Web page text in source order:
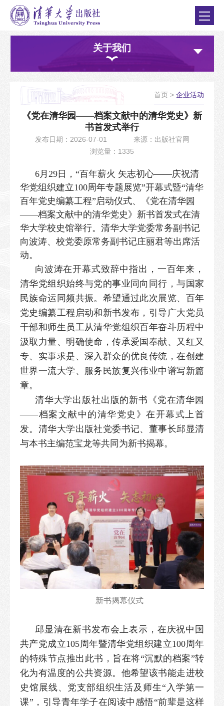
关于我们
首页 > 企业活动
《党在清华园——档案文献中的清华党史》新
书首发式举行
发布日期：2026-07-01
来源：出版社官网
浏览量：1335
6月29日，“百年薪火 矢志初心——庆祝清
华党组织建立100周年专题展览”开幕式暨“清华
百年党史编纂工程”启动仪式、《党在清华园
——档案文献中的清华党史》新书首发式在清
华大学校史馆举行。清华大学党委常务副书记
向波涛、校党委原常务副书记庄丽君等出席活
动。
向波涛在开幕式致辞中指出，一百年来，
清华党组织始终与党的事业同向同行，与国家
民族命运同频共振。希望通过此次展览、百年
党史编纂工程启动和新书发布，引导广大党员
干部和师生员工从清华党组织百年奋斗历程中
汲取力量、明确使命，传承爱国奉献、又红又
专、实事求是、深入群众的优良传统，在创建
世界一流大学、服务民族复兴伟业中谱写新篇
章。
清华大学出版社出版的新书《党在清华园
——档案文献中的清华党史》在开幕式上首
发。清华大学出版社党委书记、董事长邱显清
与本书主编范宝龙等共同为新书揭幕。
新书揭幕仪式
邱显清在新书发布会上表示，在庆祝中国
共产党成立105周年暨清华党组织建立100周年
的特殊节点推出此书，旨在将“沉默的档案”转
化为有温度的公共资源。他希望该书能走进校
史馆展线、党支部组织生活及师生“入学第一
课”，引导青年学子在阅读中感悟“前辈是这样